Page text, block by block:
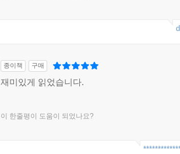
종이책 구매
재미있게 읽었습니다.
이 한줄평이 도움이 되었나요?